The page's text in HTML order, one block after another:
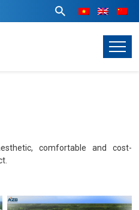
comfortable and cost-